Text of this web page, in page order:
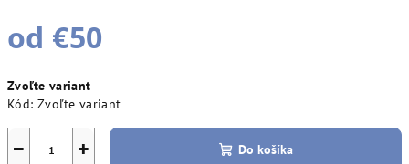
od €50
cena:
Zvoľte variant
Kód: Zvoľte variant
+
− Do košíka